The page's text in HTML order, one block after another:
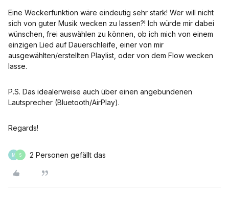
Eine Weckerfunktion wäre eindeutig sehr stark! Wer will nicht
sich von guter Musik wecken zu lassen?! Ich würde mir dabei
wünschen, frei auswählen zu können, ob ich mich von einem
einzigen Lied auf Dauerschleife, einer von mir
ausgewählten/erstellten Playlist, oder von dem Flow wecken
lasse.
P.S. Das idealerweise auch über einen angebundenen
Lautsprecher (Bluetooth/AirPlay).
Regards!
M S 2 Personen gefällt das